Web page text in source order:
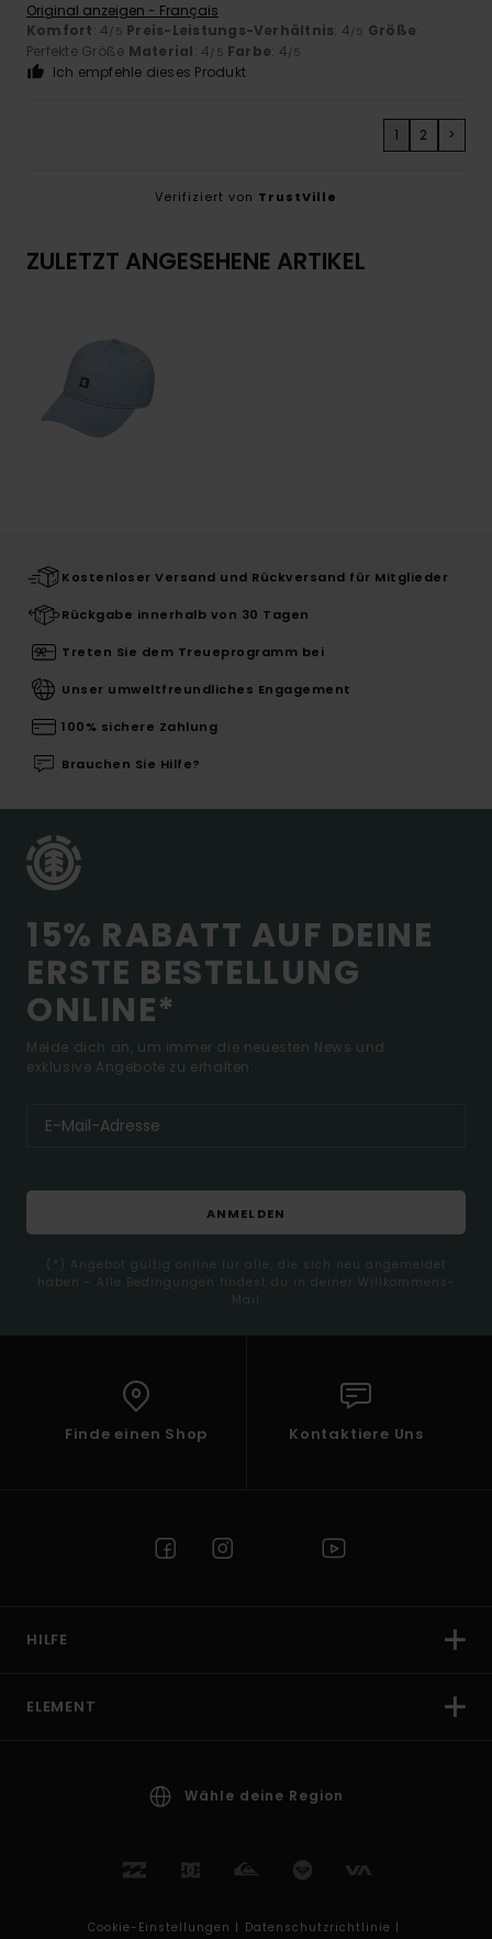
Original anzeigen - Français
Komfort: 4/5 Preis-Leistungs-Verhältnis: 4/5 Größe:
Perfekte Größe Material: 4/5 Farbe: 4/5
Ich empfehle dieses Produkt
1 2 >
Verifiziert von TrustVille
ZULETZT ANGESEHENE ARTIKEL
Kostenloser Versand und Rückversand für Mitglieder
Rückgabe innerhalb von 30 Tagen
Treten Sie dem Treueprogramm bei
Unser umweltfreundliches Engagement
100% sichere Zahlung
Brauchen Sie Hilfe?
15% RABATT AUF DEINE
ERSTE BESTELLUNG
ONLINE*
Melde dich an, um immer die neuesten News und
exklusive Angebote zu erhalten.
ANMELDEN
(*) Angebot gültig online für alle, die sich neu angemeldet
haben - Alle Bedingungen findest du in deiner Willkommens-
Mail
Finde einen Shop Kontaktiere Uns
HILFE
ELEMENT
Wähle deine Region
Cookie-Einstellungen | Datenschutzrichtlinie |